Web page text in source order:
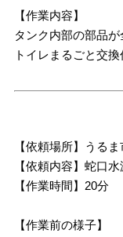
【作業内容】
タンク内部の部品
トイレまるごと交
【依頼場所】うる
【依頼内容】蛇口
【作業時間】20分
【作業前の様子】